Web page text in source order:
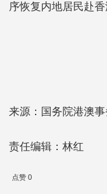
序恢复内地居民赴香
来源：国务院港澳
责任编辑：林红
点赞 0